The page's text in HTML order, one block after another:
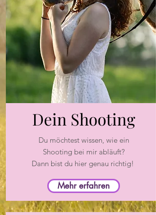
Dein Shooting
Du möchtest wissen, wie ein
Shooting bei mir abläuft?
Dann bist du hier genau richtig!
Mehr erfahren